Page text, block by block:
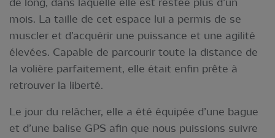
de long, dans laquelle elle est restée plus d’un
mois. La taille de cet espace lui a permis de se
muscler et d’acquérir une puissance et une agilité
élevées. Capable de parcourir toute la distance de
la volière parfaitement, elle était enfin prête à
retrouver la liberté.
Le jour du relâcher, elle a été équipée d’une bague
et d’une balise GPS afin que nous puissions suivre